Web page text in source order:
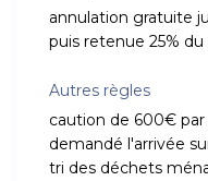
annulation gratuite
puis retenue 25%
Autres règles
caution de 600€
demandé l'arrivée
tri des déchets